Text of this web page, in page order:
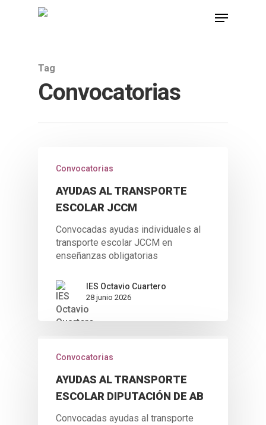
Hit enter to search or ESC to close
Tag
Convocatorias
Convocatorias
AYUDAS AL TRANSPORTE
ESCOLAR JCCM
Convocadas ayudas individuales al
transporte escolar JCCM en
enseñanzas obligatorias
IES Octavio Cuartero
28 junio 2026
Convocatorias
AYUDAS AL TRANSPORTE
ESCOLAR DIPUTACIÓN DE AB
Convocadas ayudas al transporte